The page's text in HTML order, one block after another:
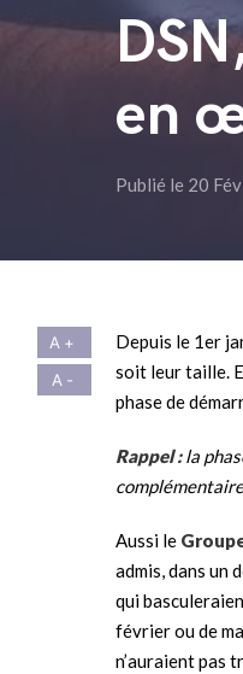
en
Publié le 20
Depuis le 1er
soit leur taille.
phase de
Rappel :la
Aussi le
admis, dans un
qui
février ou de
n’auraient pas